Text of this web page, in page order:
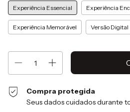
Experiência Essencial Experiência
Experiência Memorável Versão Digital
Compra protegida
Seus dados cuidados durante